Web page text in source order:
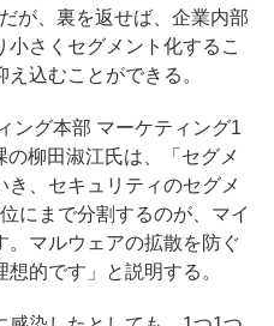
が、裏を返せば、企業内部
さくセグメント化するこ
込むことができる。
ング本部 マーケティング1
柳田淑江氏は、「セグメ
き、セキュリティのセグメ
にまで分割するのが、マイ
。マルウェアの拡散を防ぐ
的です」と説明する。